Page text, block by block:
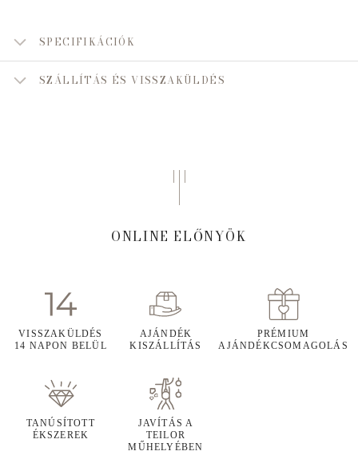
SPECIFIKÁCIÓK
SZÁLLÍTÁS ÉS VISSZAKÜLDÉS
ONLINE ELŐNYÖK
VISSZAKÜLDÉS
14 NAPON BELÜL
AJÁNDÉK
KISZÁLLÍTÁS
PRÉMIUM
AJÁNDÉKCSOMAGOLÁS
TANÚSÍTOTT
ÉKSZEREK
JAVÍTÁS A
TEILOR
MŰHELYÉBEN